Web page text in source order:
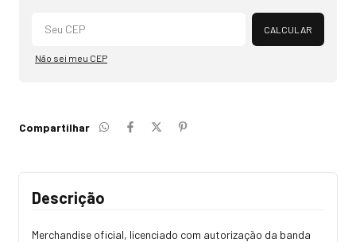
Alterar CEP
CALCULAR
Não sei meu CEP
Compartilhar
Descrição
Merchandise oficial, licenciado com autorização da banda